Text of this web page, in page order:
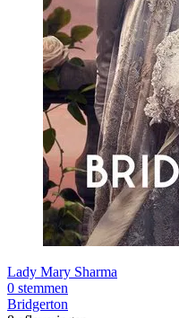
Lady Mary Sharma
0 stemmen
Bridgerton